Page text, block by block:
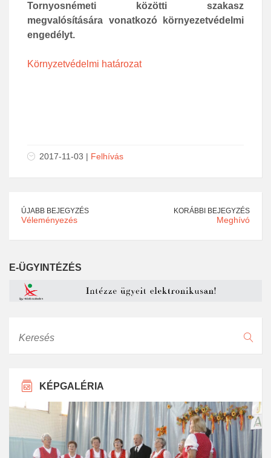
Tornyosnémeti közötti szakasz
megvalósítására vonatkozó környezetvédelmi
engedélyt.
Környzetvédelmi határozat
2017-11-03 | Felhívás
ÚJABB BEJEGYZÉS
Véleményezés
KORÁBBI BEJEGYZÉS
Meghívó
E-ÜGYINTÉZÉS
KÉPGALÉRIA